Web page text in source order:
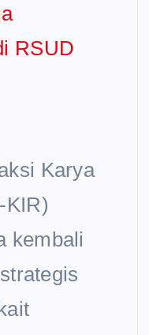
Karya
KIR)
kembali